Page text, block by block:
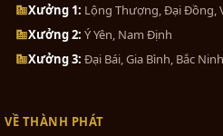
Xưởng 1: Lộng Thượng, Đại Đồng,
Xưởng 2: Ý Yên, Nam Định
Xưởng 3: Đại Bái, Gia Bình, Bắc Ninh
VỀ THÀNH PHÁT